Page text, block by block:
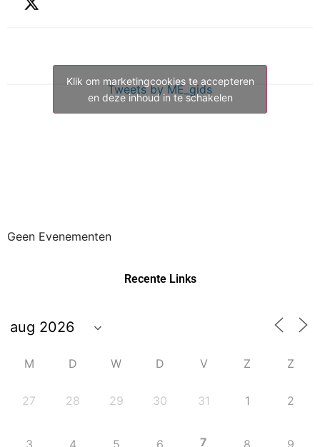
Tweets by ME_gids
Klik om marketingcookies te accepteren
en deze inhoud in te schakelen
Geen Evenementen
Recente Links
M D W D V Z Z
27 28 29 30 31 1 2
7